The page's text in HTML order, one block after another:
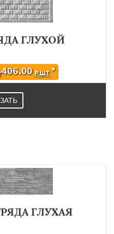
ГЛУХОЙ
406.00 Р.ШТ*
ГЛУХАЯ